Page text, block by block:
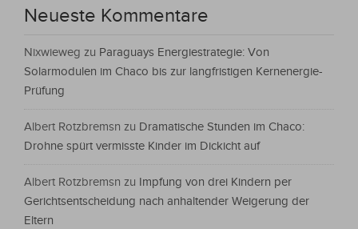
Neueste Kommentare
Nixwieweg zu Paraguays Energiestrategie: Von
Solarmodulen im Chaco bis zur langfristigen Kernenergie-
Prüfung
Albert Rotzbremsn zu Dramatische Stunden im Chaco:
Drohne spürt vermisste Kinder im Dickicht auf
Albert Rotzbremsn zu Impfung von drei Kindern per
Gerichtsentscheidung nach anhaltender Weigerung der
Eltern